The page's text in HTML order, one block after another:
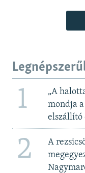
1
„A
mondja
elszállító
2
A